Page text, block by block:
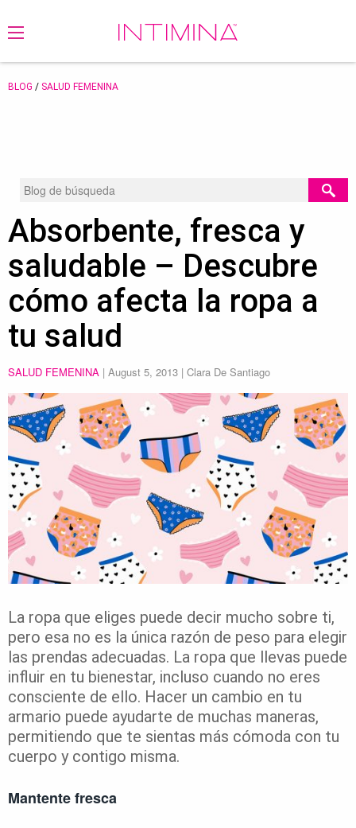
BLOG / SALUD FEMENINA
Absorbente, fresca y
saludable – Descubre
cómo afecta la ropa a
tu salud
SALUD FEMENINA | August 5, 2013 | Clara De Santiago
La ropa que eliges puede decir mucho sobre ti,
pero esa no es la única razón de peso para elegir
las prendas adecuadas. La ropa que llevas puede
influir en tu bienestar, incluso cuando no eres
consciente de ello. Hacer un cambio en tu
armario puede ayudarte de muchas maneras,
permitiendo que te sientas más cómoda con tu
cuerpo y contigo misma.
Mantente fresca